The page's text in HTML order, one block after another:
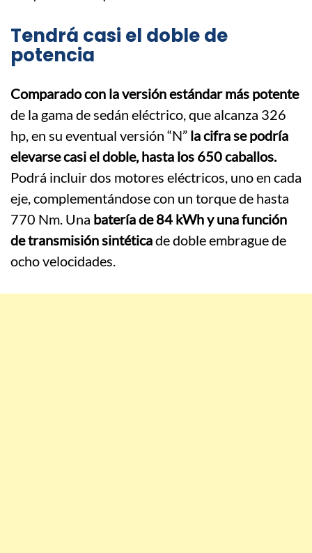
Tendrá casi el doble de
potencia
Comparado con la versión estándar más potente
de la gama de sedán eléctrico, que alcanza 326
hp, en su eventual versión “N” la cifra se podría
elevarse casi el doble, hasta los 650 caballos.
Podrá incluir dos motores eléctricos, uno en cada
eje, complementándose con un torque de hasta
770 Nm. Una batería de 84 kWh y una función
de transmisión sintéticade doble embrague de
ocho velocidades.